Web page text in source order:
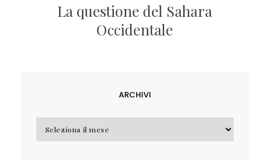
La questione del Sahara
Occidentale
ARCHIVI
Archivi